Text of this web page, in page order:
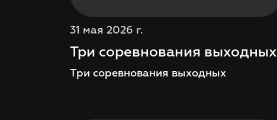
31 мая 2026 г.
Три соревнования выходных
Три соревнования выходных